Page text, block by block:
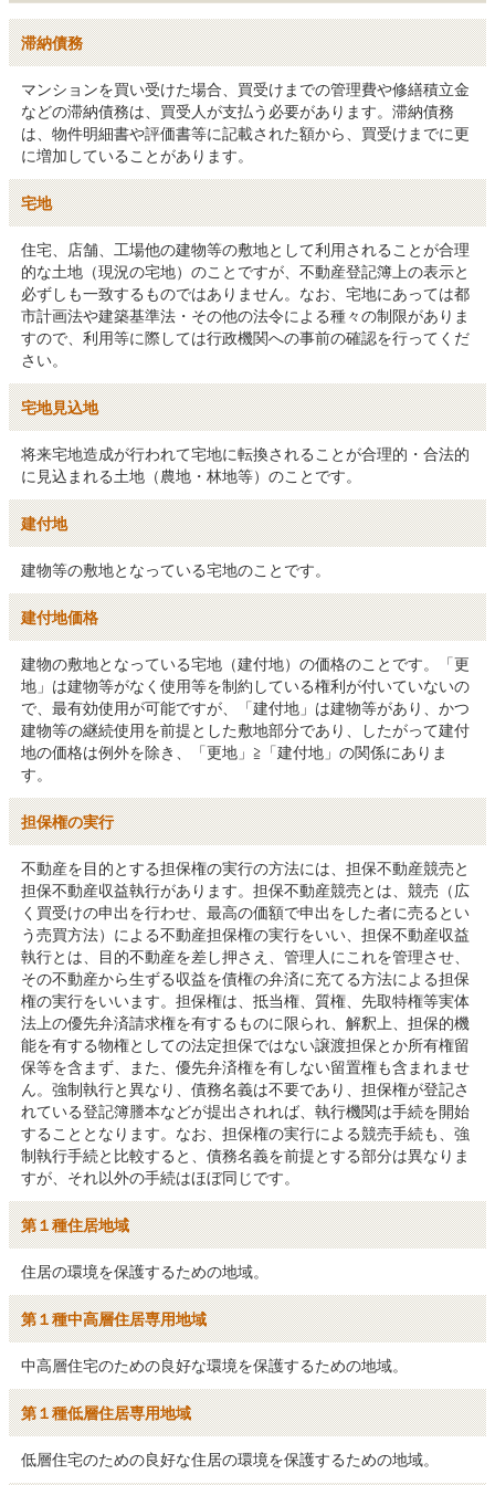
滞納債務
マンションを買い受けた場合、買受けまでの管理費や修繕積立金
などの滞納債務は、買受人が支払う必要があります。滞納債務
は、物件明細書や評価書等に記載された額から、買受けまでに更
に増加していることがあります。
宅地
住宅、店舗、工場他の建物等の敷地として利用されることが合理
的な土地（現況の宅地）のことですが、不動産登記簿上の表示と
必ずしも一致するものではありません。なお、宅地にあっては都
市計画法や建築基準法・その他の法令による種々の制限がありま
すので、利用等に際しては行政機関への事前の確認を行ってくだ
さい。
宅地見込地
将来宅地造成が行われて宅地に転換されることが合理的・合法的
に見込まれる土地（農地・林地等）のことです。
建付地
建物等の敷地となっている宅地のことです。
建付地価格
建物の敷地となっている宅地（建付地）の価格のことです。「更
地」は建物等がなく使用等を制約している権利が付いていないの
で、最有効使用が可能ですが、「建付地」は建物等があり、かつ
建物等の継続使用を前提とした敷地部分であり、したがって建付
地の価格は例外を除き、「更地」≧「建付地」の関係にありま
す。
担保権の実行
不動産を目的とする担保権の実行の方法には、担保不動産競売と
担保不動産収益執行があります。担保不動産競売とは、競売（広
く買受けの申出を行わせ、最高の価額で申出をした者に売るとい
う売買方法）による不動産担保権の実行をいい、担保不動産収益
執行とは、目的不動産を差し押さえ、管理人にこれを管理させ、
その不動産から生ずる収益を債権の弁済に充てる方法による担保
権の実行をいいます。担保権は、抵当権、質権、先取特権等実体
法上の優先弁済請求権を有するものに限られ、解釈上、担保的機
能を有する物権としての法定担保ではない譲渡担保とか所有権留
保等を含まず、また、優先弁済権を有しない留置権も含まれませ
ん。強制執行と異なり、債務名義は不要であり、担保権が登記さ
れている登記簿謄本などが提出されれば、執行機関は手続を開始
することとなります。なお、担保権の実行による競売手続も、強
制執行手続と比較すると、債務名義を前提とする部分は異なりま
すが、それ以外の手続はほぼ同じです。
第１種住居地域
住居の環境を保護するための地域。
第１種中高層住居専用地域
中高層住宅のための良好な環境を保護するための地域。
第１種低層住居専用地域
低層住宅のための良好な住居の環境を保護するための地域。